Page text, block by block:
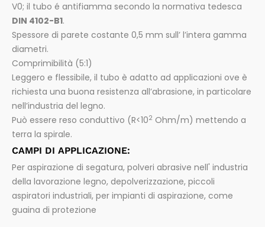
V0; il tubo é antifiamma secondo la normativa tedesca
DIN 4102-B1.
Spessore di parete costante 0,5 mm sull’ l’intera gamma
diametri.
Comprimibilità (5:1)
Leggero e flessibile, il tubo è adatto ad applicazioni ove è
richiesta una buona resistenza all’abrasione, in particolare
nell’industria del legno.
Può essere reso conduttivo (R<102 Ohm/m) mettendo a
terra la spirale.
CAMPI DI APPLICAZIONE:
Per aspirazione di segatura, polveri abrasive nell' industria
della lavorazione legno, depolverizzazione, piccoli
aspiratori industriali, per impianti di aspirazione, come
guaina di protezione